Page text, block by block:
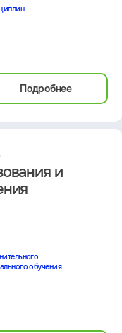
Подробнее
и
обучения